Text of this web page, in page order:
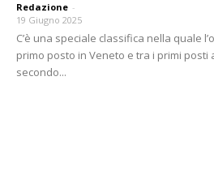
Redazione -
19 Giugno 2025
C’è una speciale classifica nella quale
primo posto in Veneto e tra i primi posti
secondo...